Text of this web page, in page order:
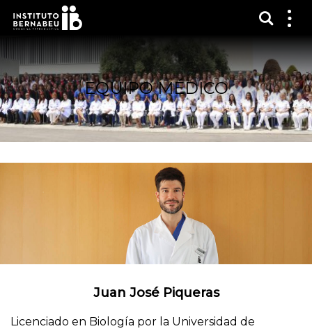
EQUIPO MÉDICO
Juan José Piqueras
Licenciado en Biología por la Universidad de